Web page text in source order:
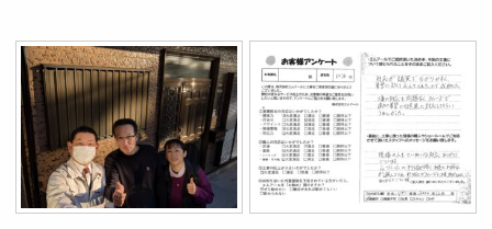
Google口コミ
MO121
8 months ago
見積もりの段階から丁寧に対
応していただき施工完了までお世話になりました。
他社と検討しておりましたがエムアールさんに依頼
をして良かったです。施工中も点検やしっかり作業